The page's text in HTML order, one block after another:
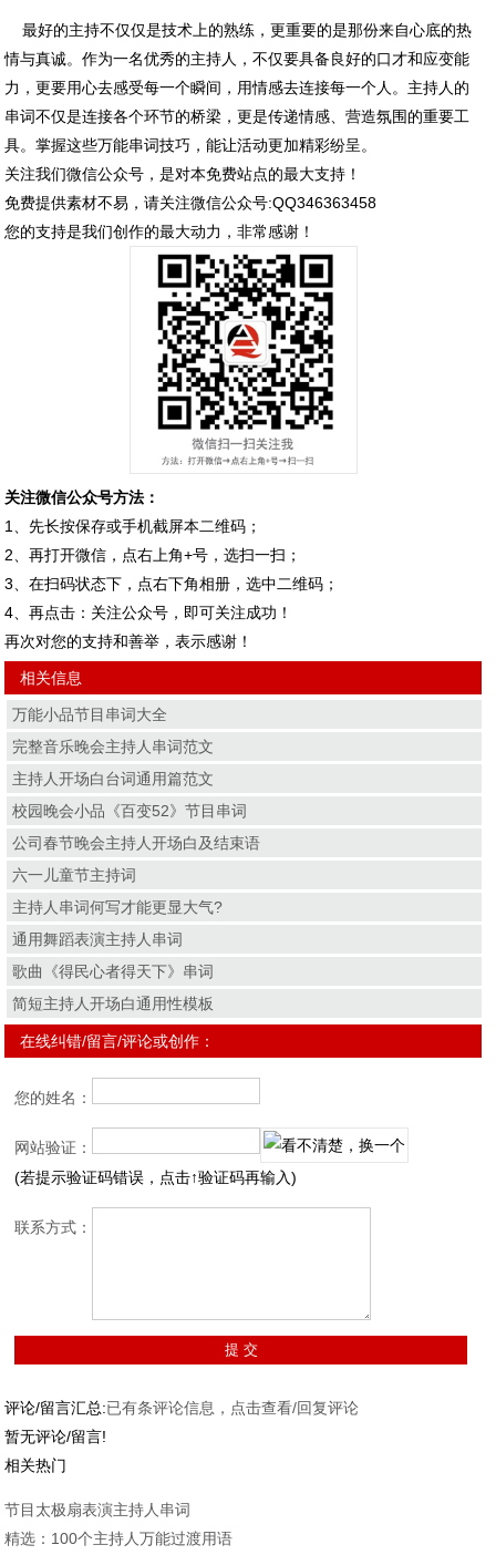
最好的主持不仅仅是技术上的熟练，更重要的是那份来自心底的热
情与真诚。作为一名优秀的主持人，不仅要具备良好的口才和应变能
力，更要用心去感受每一个瞬间，用情感去连接每一个人。主持人的
串词不仅是连接各个环节的桥梁，更是传递情感、营造氛围的重要工
具。掌握这些万能串词技巧，能让活动更加精彩纷呈。
关注我们微信公众号，是对本免费站点的最大支持！
免费提供素材不易，请关注微信公众号:QQ346363458
您的支持是我们创作的最大动力，非常感谢！
关注微信公众号方法：
1、先长按保存或手机截屏本二维码；
2、再打开微信，点右上角+号，选扫一扫；
3、在扫码状态下，点右下角相册，选中二维码；
4、再点击：关注公众号，即可关注成功！
再次对您的支持和善举，表示感谢！
相关信息
万能小品节目串词大全
完整音乐晚会主持人串词范文
主持人开场白台词通用篇范文
校园晚会小品《百变52》节目串词
公司春节晚会主持人开场白及结束语
六一儿童节主持词
主持人串词何写才能更显大气?
通用舞蹈表演主持人串词
歌曲《得民心者得天下》串词
简短主持人开场白通用性模板
在线纠错/留言/评论或创作：
您的姓名：
网站验证：
(若提示验证码错误，点击↑验证码再输入)
联系方式：
评论/留言汇总:已有条评论信息，点击查看/回复评论
暂无评论/留言!
相关热门
节目太极扇表演主持人串词
精选：100个主持人万能过渡用语